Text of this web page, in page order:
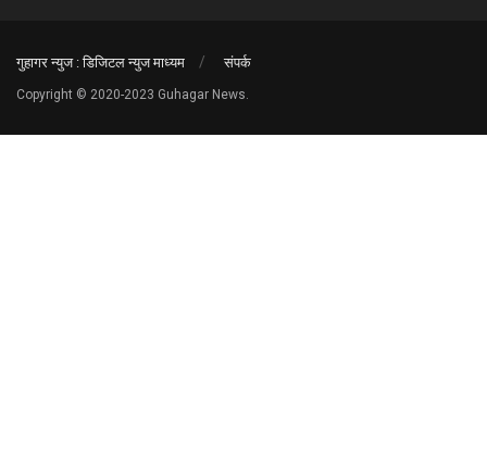
गुहागर न्युज : डिजिटल न्युज माध्यम संपर्क
Copyright © 2020-2023 Guhagar News.